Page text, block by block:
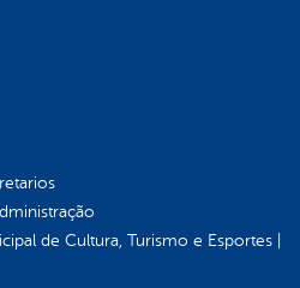
de Cultura, Turismo e Esportes |